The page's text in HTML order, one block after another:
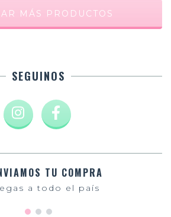
MÁS PRODUCTOS
SEGUINOS
TU COMPRA
a todo el país